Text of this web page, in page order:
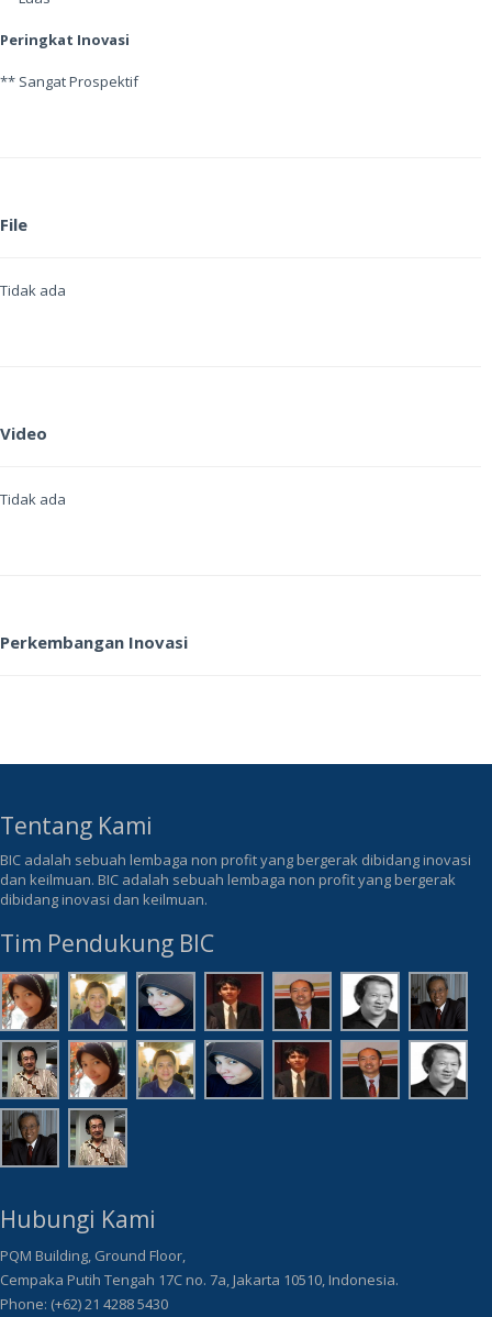
Peringkat Inovasi
** Sangat Prospektif
File
Tidak ada
Video
Tidak ada
Perkembangan Inovasi
Tentang Kami
BIC adalah sebuah lembaga non profit yang bergerak dibidang inovasi
dan keilmuan. BIC adalah sebuah lembaga non profit yang bergerak
dibidang inovasi dan keilmuan.
Tim Pendukung BIC
Hubungi Kami
PQM Building, Ground Floor,
Cempaka Putih Tengah 17C no. 7a, Jakarta 10510, Indonesia.
Phone: (+62) 21 4288 5430